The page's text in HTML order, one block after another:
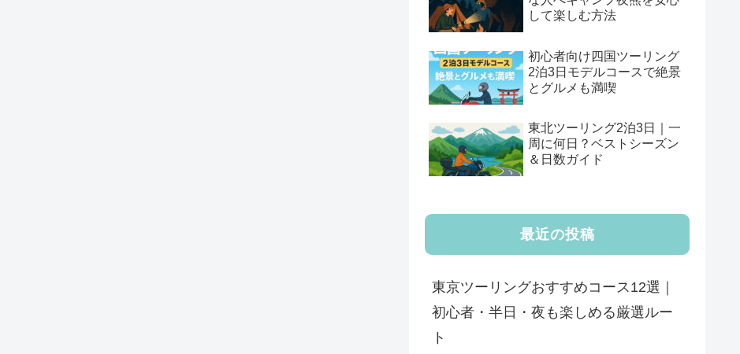
して楽しむ方法
初心者向け四国ツーリング
2泊3日モデルコースで絶景
とグルメも満喫
東北ツーリング2泊3日｜一
周に何日？ベストシーズン
＆日数ガイド
最近の投稿
東京ツーリングおすすめコース12選｜
初心者・半日・夜も楽しめる厳選ルー
ト